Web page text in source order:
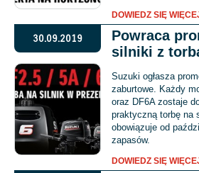
DOWIEDZ SIĘ
30.09.2019
Powraca
silniki z
Suzuki ogłasza
zaburtowe. Każdy
oraz DF6A zostaje
praktyczną torbę na
obowiązuje od
zapasów.
DOWIEDZ SIĘ